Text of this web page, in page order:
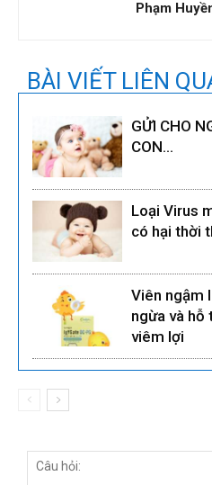
Phạm
BÀI VIẾT LIÊN
GỬI CHO
CON…
Loại Virus
có hại thời
Viên ngậm
ngừa và hỗ
viêm lợi